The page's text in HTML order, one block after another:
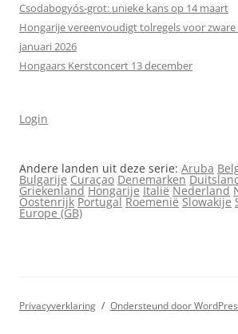
Csodabogyós‑grot: unieke kans op 14 maart
Hongarije vereenvoudigt tolregels voor zware
januari 2026
Hongaars Kerstconcert 13 december
Login
Andere landen uit deze serie: Aruba
Bulgarije Curaçao Denemarken
Griekenland Hongarije Italië Nederland
Oostenrijk Portugal Roemenië Slowakije
Europe (GB)
Privacyverklaring Ondersteund door